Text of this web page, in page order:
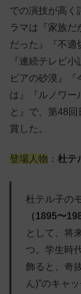
での演技が高く
ラマは『家族だ
だった』『不適
『連続テレビ
ビアの砂漠』
は』『ルノワー
と』で、第48
賞した。
登場人物 ： 杜テ
杜テル子の
（1895〜
として、将
つ。学生時
飾ると、奇
ん)”のキャ